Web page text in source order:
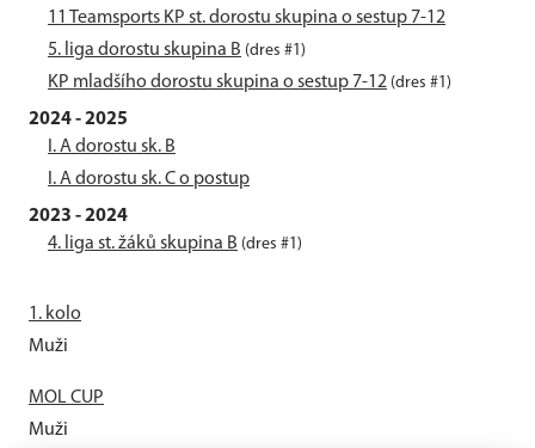
11 Teamsports KP st. dorostu skupina o sestup 7-12
5. liga dorostu skupina B (dres #1)
KP mladšího dorostu skupina o sestup 7-12 (dres #1)
2024 - 2025
I. A dorostu sk. B
I. A dorostu sk. C o postup
2023 - 2024
4. liga st. žáků skupina B (dres #1)
1. kolo
Muži
MOL CUP
Muži